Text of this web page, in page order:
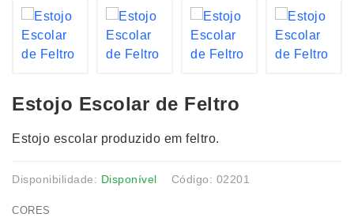
Estojo Escolar de Feltro
Estojo escolar produzido em feltro.
Disponibilidade: Disponível Código: 02201
CORES